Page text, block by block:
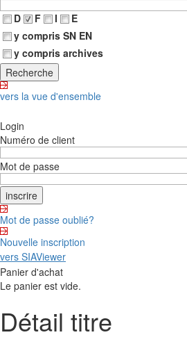
D
F I
E
y compris SN EN
y compris archives
vers la vue d'ensemble
Login
Numéro de client
Mot de passe
Mot de passe oublié?
Nouvelle inscription
vers SIAViewer
Panier d'achat
Le panier est vide.
Détail titre